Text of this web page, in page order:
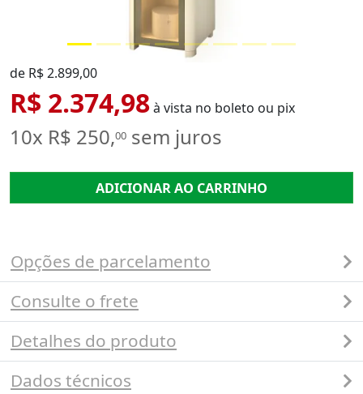
de R$ 2.899,00
R$ 2.374,98à vista no boleto ou pix
10x R$ 250,00 sem juros
ADICIONAR AO CARRINHO
Opções de parcelamento
Consulte o frete
Detalhes do produto
Dados técnicos